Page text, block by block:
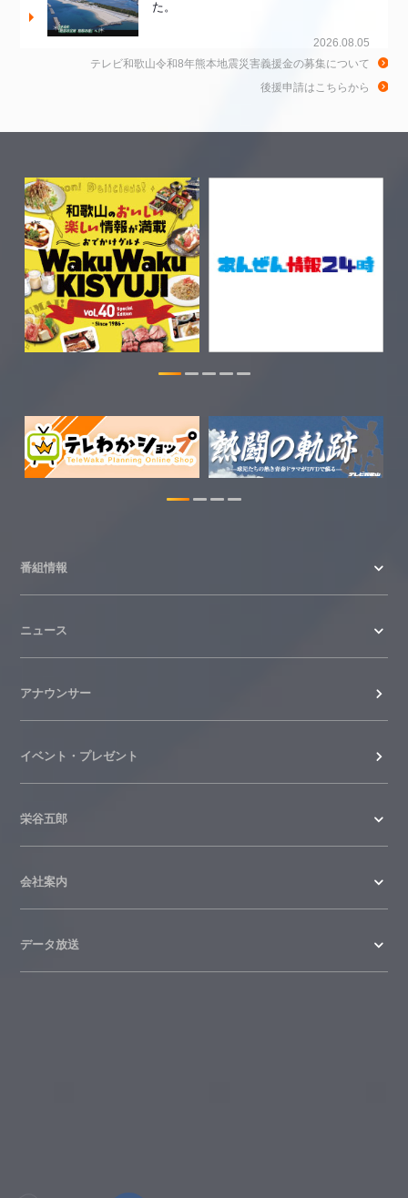
た。
2026.08.05
和歌山de乾杯！の情報を更新しました。
2026.08.04
ちゃぶ台おかわりの情報を更新しまし
た。
WTV NEWS6【WAKAYAMA SDGs】の
情報を更新しました。
特別番組【8月】の情報を更新しました。
2026.07.28
わかやま医療ナビの情報を更新しまし
WTV NEWS6【ここ押し！】の情報を更
テレビ和歌山令和8年熊本地震災害義援金の募集について
後援申請はこちらから
番組情報
ニュース
アナウンサー
イベント・プレゼント
栄谷五郎
会社案内
データ放送